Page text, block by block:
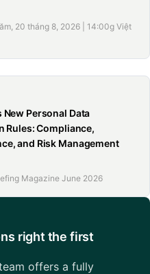
20 tháng 8, 2026 | 14:00g Việt
New Personal Data
Rules: Compliance,
and Risk Management
Magazine June 2026
right the first
offers a fully